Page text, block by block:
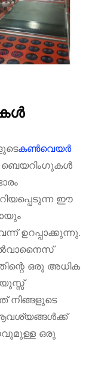
കൺവെയർ
ബെയറിംഗുകൾ
ഈ
ഉറപ്പാക്കുന്നു.
ഒരു അധിക
നിങ്ങളുടെ
ഒരു